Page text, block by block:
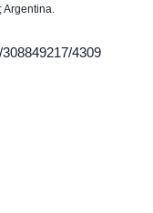
Argentina.
4309